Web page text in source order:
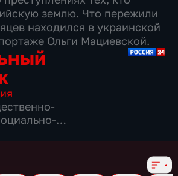
землю. Что пережили
находился в украинской
Ольги Мациевской.